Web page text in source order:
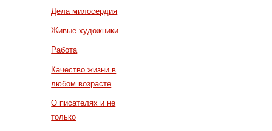
Дела милосердия
Живые художники
Работа
Качество жизни в
любом возрасте
О писателях и не
только